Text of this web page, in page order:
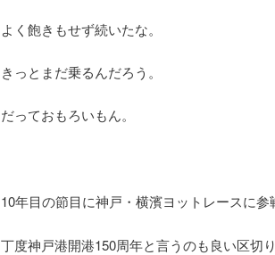
よく飽きもせず続いたな。
きっとまだ乗るんだろう。
だっておもろいもん。
10年目の節目に神戸・横濱ヨットレースに参
丁度神戸港開港150周年と言うのも良い区切